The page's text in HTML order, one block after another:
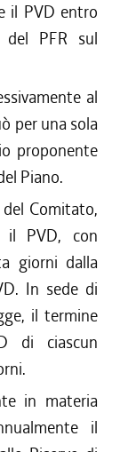
il PVD entro
del PFR sul
al
per una sola
proponente
Piano.
Comitato,
il PVD, con
giorni dalla
In sede di
il termine
di ciascun
in materia
il